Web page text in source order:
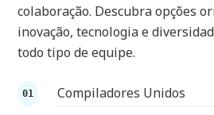
colaboração. Descubra opções
inovação, tecnologia e
todo tipo de equipe.
Compiladores Unidos